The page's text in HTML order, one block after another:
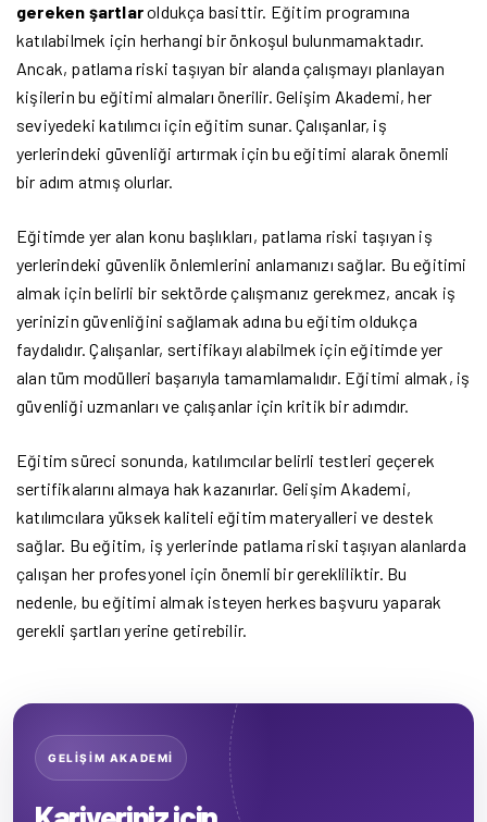
gereken şartlaroldukça basittir. Eğitim programına
katılabilmek için herhangi bir önkoşul bulunmamaktadır.
Ancak, patlama riski taşıyan bir alanda çalışmayı planlayan
kişilerin bu eğitimi almaları önerilir. Gelişim Akademi, her
seviyedeki katılımcı için eğitim sunar. Çalışanlar, iş
yerlerindeki güvenliği artırmak için bu eğitimi alarak önemli
bir adım atmış olurlar.
Eğitimde yer alan konu başlıkları, patlama riski taşıyan iş
yerlerindeki güvenlik önlemlerini anlamanızı sağlar. Bu eğitimi
almak için belirli bir sektörde çalışmanız gerekmez, ancak iş
yerinizin güvenliğini sağlamak adına bu eğitim oldukça
faydalıdır. Çalışanlar, sertifikayı alabilmek için eğitimde yer
alan tüm modülleri başarıyla tamamlamalıdır. Eğitimi almak, iş
güvenliği uzmanları ve çalışanlar için kritik bir adımdır.
Eğitim süreci sonunda, katılımcılar belirli testleri geçerek
sertifikalarını almaya hak kazanırlar. Gelişim Akademi,
katılımcılara yüksek kaliteli eğitim materyalleri ve destek
sağlar. Bu eğitim, iş yerlerinde patlama riski taşıyan alanlarda
çalışan her profesyonel için önemli bir gerekliliktir. Bu
nedenle, bu eğitimi almak isteyen herkes başvuru yaparak
gerekli şartları yerine getirebilir.
GELİŞİM AKADEMİ